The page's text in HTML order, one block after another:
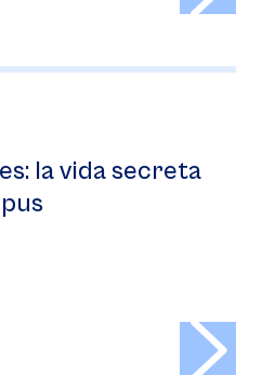
la vida secreta